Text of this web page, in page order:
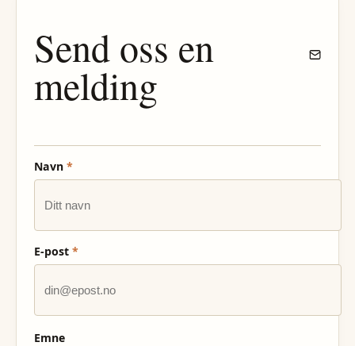
Send oss en
melding
Navn *
E-post *
Emne